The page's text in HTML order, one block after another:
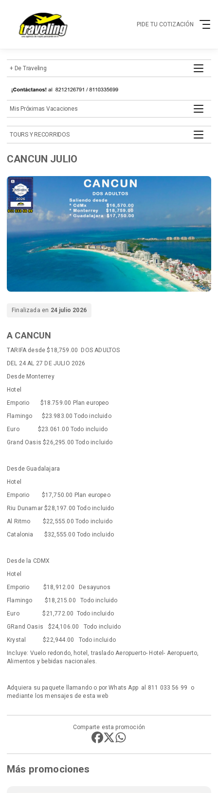
PIDE TU COTIZACIÓN
+ de Traveling
mis próximas vacaciones
TOURS Y RECORRIDOS
CANCUN JULIO
Finalizada en 24 julio 2026
A CANCUN
TARIFA desde $18,759.00 DOS ADULTOS
DEL 24 AL 27 DE JULIO 2026
Desde Monterrey
Hotel
Emporio $18.759.00 Plan europeo
Flamingo $23.983.00 Todo incluido
Euro $23.061.00 Todo incluido
Grand Oasis $26,295.00 Todo incluido
Desde Guadalajara
Hotel
Emporio $17,750.00 Plan europeo
Riu Dunamar $28,197.00 Todo incluido
Al Ritmo $22,555.00 Todo incluido
Catalonia $32,555.00 Todo incluido
Desde la CDMX
Hotel
Emporio $18,912.00 Desayunos
Flamingo $18,215.00 Todo incluido
Euro $21,772.00 Todo incluido
GRand Oasis $24,106.00 Todo incluido
Krystal $22,944.00 Todo incluido
Incluye: Vuelo redondo, hotel, traslado Aeropuerto- Hotel- Aeropuerto,
Alimentos y bebidas nacionales.
Adquiera su paquete llamando o por Whats App al 811 033 56 99 o
mediante los mensajes de esta web
Comparte esta promoción
Más promociones